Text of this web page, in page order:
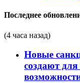
Последнее
(4 часа назад)
Новые
создают